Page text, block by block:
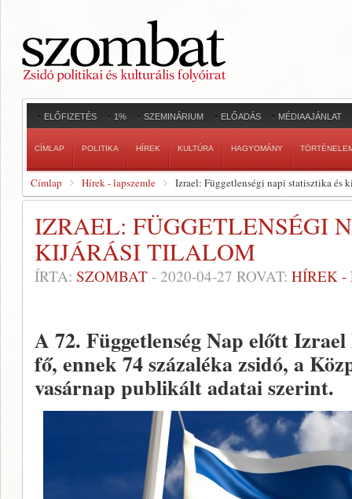
ELŐFIZETÉS 1% SZEMINÁRIUM ELŐADÁS MÉDIAAJÁNLAT
CÍMLAP POLITIKA HÍREK KULTÚRA HAGYOMÁNY
Címlap Hírek - lapszemle Izrael: Függetlenségi napi statisztika és
IZRAEL: FÜGGETLENSÉGI
KIJÁRÁSI TILALOM
ÍRTA: SZOMBAT - 2020-04-27 ROVAT: HÍREK -
A 72. Függetlenség Nap előtt
fő, ennek 74 százaléka zsidó, a
vasárnap publikált adatai szerint.